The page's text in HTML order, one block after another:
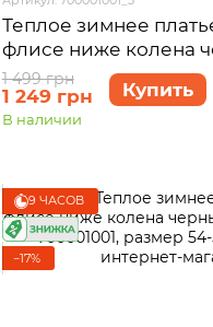
Теплое зимнее
флисе ниже колена
Рошель 700001001,
(2XL-3XL)
1 499 грн
1 249 грн Купить
В наличии
9 ЧАСОВ
−17%